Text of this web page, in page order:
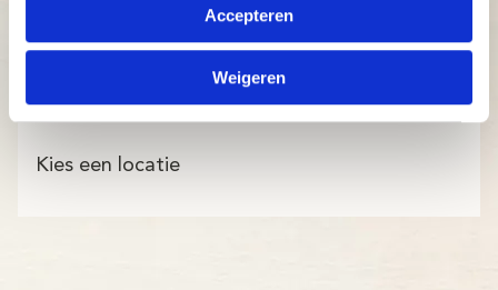
Accepteren
Weigeren
Kies een locatie